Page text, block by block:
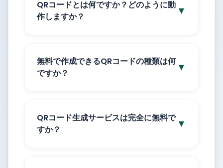
QRコードとは何ですか？どのように動
作しますか？
▼
無料で作成できるQRコードの種類は何
ですか？
▼
QRコード生成サービスは完全に無料で
すか？
▼